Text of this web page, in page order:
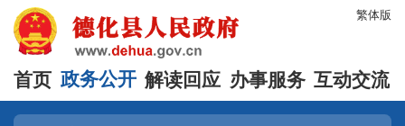
繁体版
首页 政务公开 解读回应 办事服务 互动交流